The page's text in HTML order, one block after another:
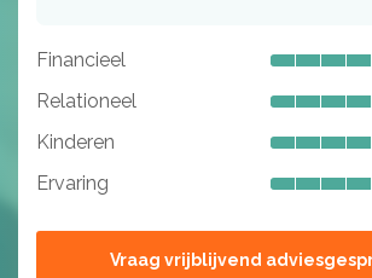
Financieel
Relationeel
Kinderen
Ervaring
Vraag vrijblijvend